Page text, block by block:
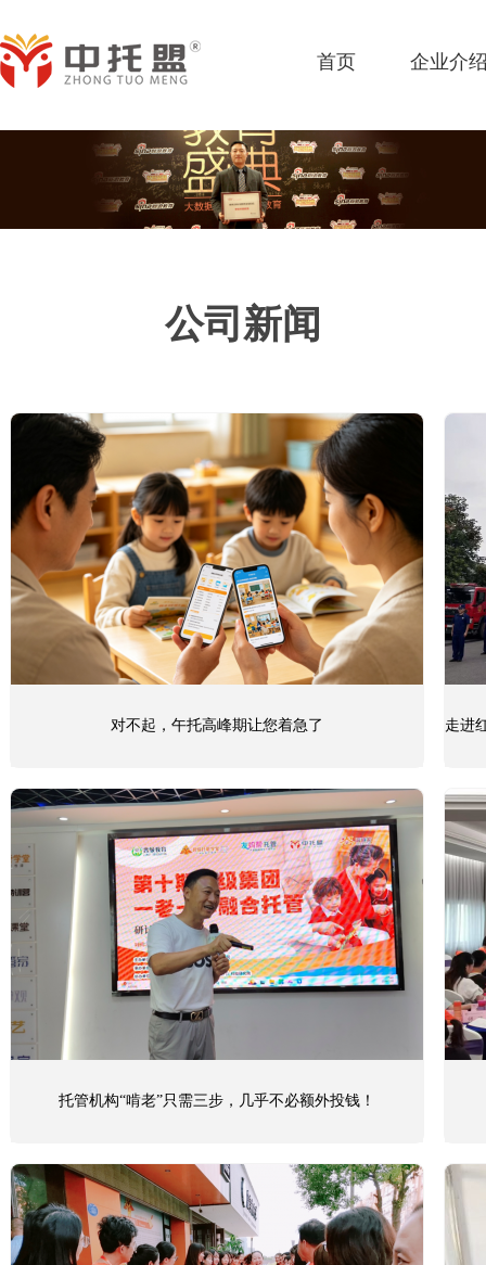
首页 企业介
公司新闻
对不起，午托高峰期让您着急了 走进
托管机构“啃老”只需三步，几乎不必额外投钱！